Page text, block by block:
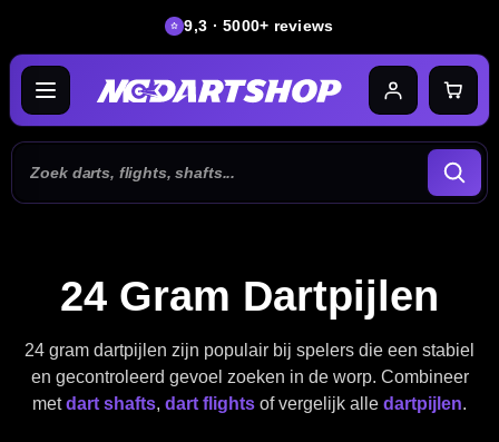
9,3 · 5000+ reviews
24 Gram Dartpijlen
24 gram dartpijlen zijn populair bij spelers die een stabiel
en gecontroleerd gevoel zoeken in de worp. Combineer
metdart shafts, dart flights of vergelijk alle dartpijlen.